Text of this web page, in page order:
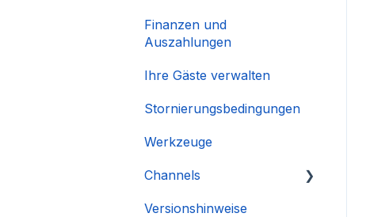
Finanzen und
Auszahlungen
Ihre Gäste verwalten
Stornierungsbedingungen
Werkzeuge
Channels
Integration des Accounts
Versionshinweise